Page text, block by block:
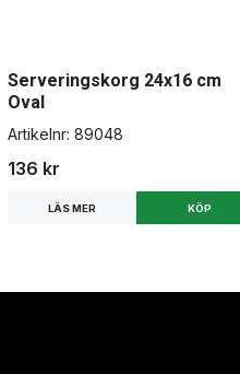
Serveringskorg 24x16 cm
Oval
Artikelnr: 89048
136 kr
LÄS MER